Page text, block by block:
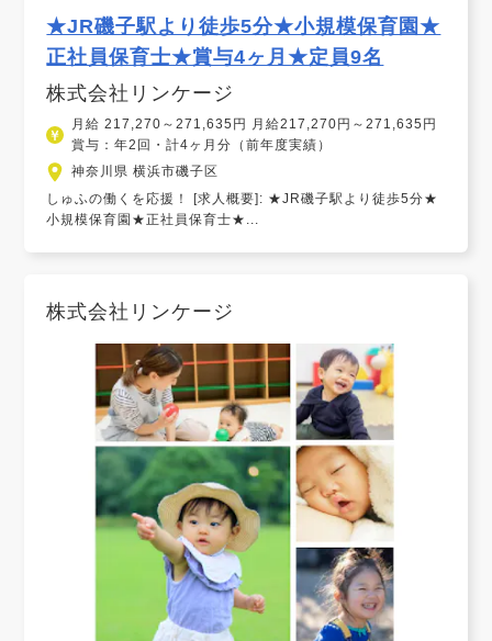
★JR磯子駅より徒歩5分★小規模保育園★
正社員保育士★賞与4ヶ月★定員9名
株式会社リンケージ
月給 217,270～271,635円 月給217,270円～271,635円
賞与：年2回・計4ヶ月分（前年度実績）
神奈川県 横浜市磯子区
しゅふの働くを応援！ [求人概要]: ★JR磯子駅より徒歩5分★
小規模保育園★正社員保育士★...
株式会社リンケージ